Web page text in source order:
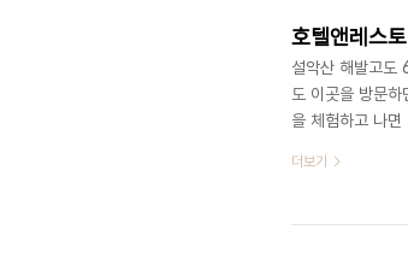
호텔앤레스
설악산 해발고도
도 이곳을 방문
을 체험하고 나
영되다 2008년
곳으로 정평이
더보기